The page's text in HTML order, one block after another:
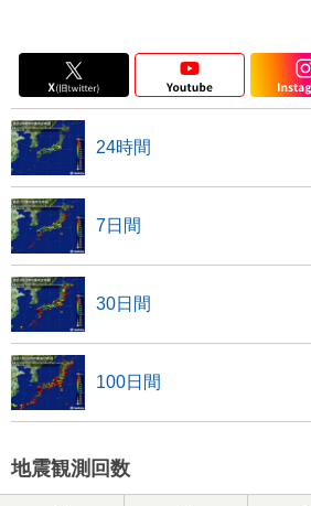
24時間
7日間
30日間
100日間
地震観測回数